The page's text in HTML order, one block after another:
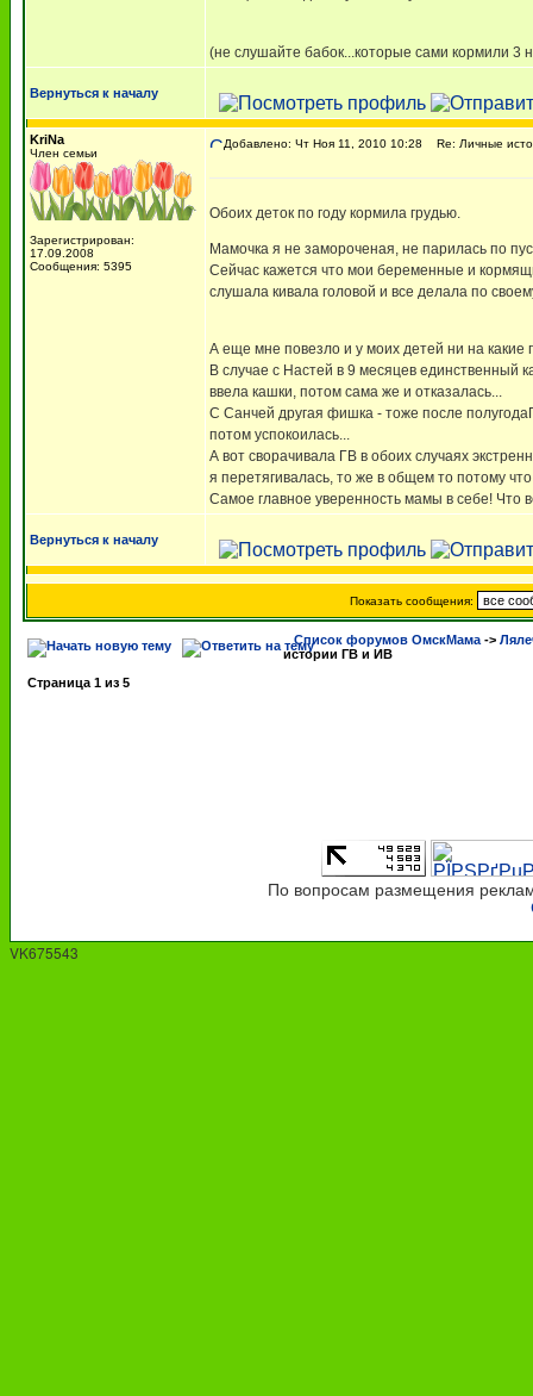
(не слушайте бабок...которые сами кормили 3
Вернуться к началу
KriNa
Член семьи
Зарегистрирован:
17.09.2008
Сообщения: 5395
Добавлено: Чт Ноя 11, 2010 10:28 Re: Личные
Обоих деток по году кормила грудью.
Мамочка я не замороченая, не парилась по
Сейчас кажется что мои беременные и
слушала кивала головой и все делала по
А еще мне повезло и у моих детей ни на
В случае с Настей в 9 месяцев единственный
ввела кашки, потом сама же и отказалась...
С Санчей другая фишка - тоже после
потом успокоилась...
А вот сворачивала ГВ в обоих случаях
я перетягивалась, то же в общем то потому
Самое главное уверенность мамы в себе! Что
Вернуться к началу
Показать сообщения:
Список форумов ОмскМама ->
истории ГВ и ИВ
Страница 1 из 5
По вопросам размещения
VK675543